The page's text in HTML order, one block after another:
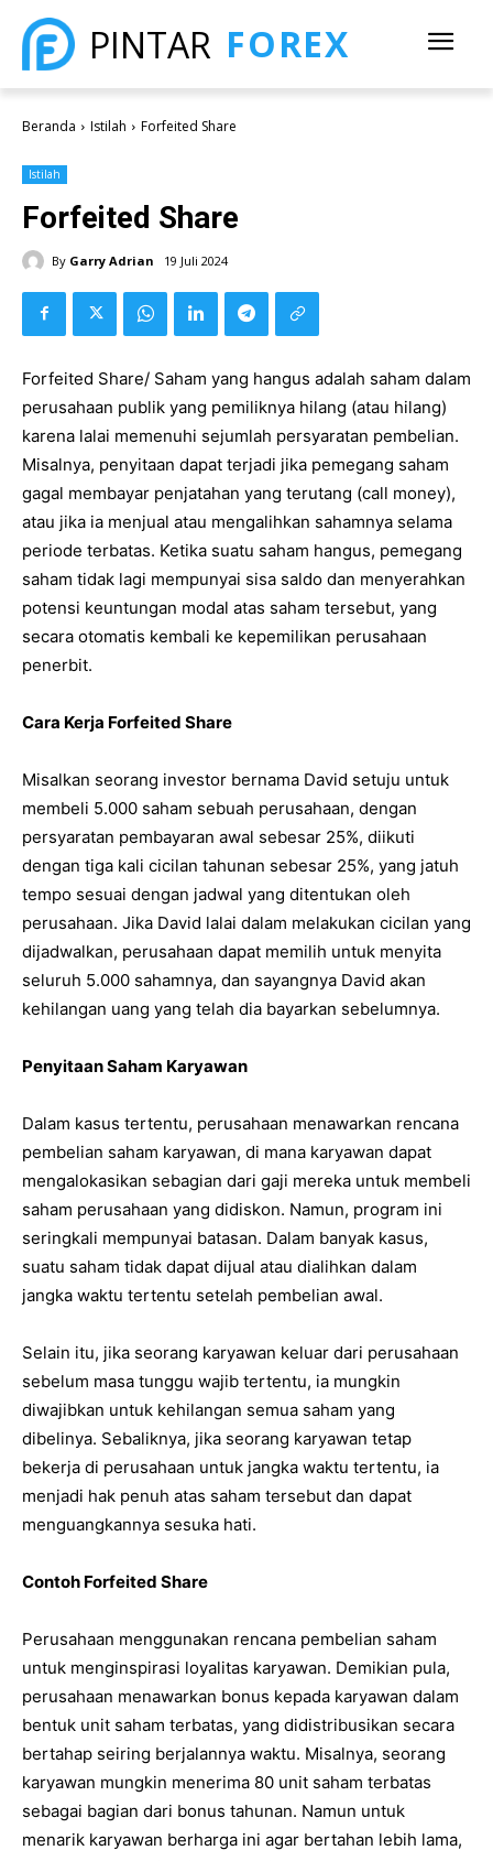
PINTAR FOREX
Beranda Istilah Forfeited Share
Istilah
Forfeited Share
By Garry Adrian 19 Juli 2024
Forfeited Share/ Saham yang hangus adalah saham dalam
perusahaan publik yang pemiliknya hilang (atau hilang)
karena lalai memenuhi sejumlah persyaratan pembelian.
Misalnya, penyitaan dapat terjadi jika pemegang saham
gagal membayar penjatahan yang terutang (call money),
atau jika ia menjual atau mengalihkan sahamnya selama
periode terbatas. Ketika suatu saham hangus, pemegang
saham tidak lagi mempunyai sisa saldo dan menyerahkan
potensi keuntungan modal atas saham tersebut, yang
secara otomatis kembali ke kepemilikan perusahaan
penerbit.
Cara Kerja Forfeited Share
Misalkan seorang investor bernama David setuju untuk
membeli 5.000 saham sebuah perusahaan, dengan
persyaratan pembayaran awal sebesar 25%, diikuti
dengan tiga kali cicilan tahunan sebesar 25%, yang jatuh
tempo sesuai dengan jadwal yang ditentukan oleh
perusahaan. Jika David lalai dalam melakukan cicilan yang
dijadwalkan, perusahaan dapat memilih untuk menyita
seluruh 5.000 sahamnya, dan sayangnya David akan
kehilangan uang yang telah dia bayarkan sebelumnya.
Penyitaan Saham Karyawan
Dalam kasus tertentu, perusahaan menawarkan rencana
pembelian saham karyawan, di mana karyawan dapat
mengalokasikan sebagian dari gaji mereka untuk membeli
saham perusahaan yang didiskon. Namun, program ini
seringkali mempunyai batasan. Dalam banyak kasus,
suatu saham tidak dapat dijual atau dialihkan dalam
jangka waktu tertentu setelah pembelian awal.
Selain itu, jika seorang karyawan keluar dari perusahaan
sebelum masa tunggu wajib tertentu, ia mungkin
diwajibkan untuk kehilangan semua saham yang
dibelinya. Sebaliknya, jika seorang karyawan tetap
bekerja di perusahaan untuk jangka waktu tertentu, ia
menjadi hak penuh atas saham tersebut dan dapat
menguangkannya sesuka hati.
Contoh Forfeited Share
Perusahaan menggunakan rencana pembelian saham
untuk menginspirasi loyalitas karyawan. Demikian pula,
perusahaan menawarkan bonus kepada karyawan dalam
bentuk unit saham terbatas, yang didistribusikan secara
bertahap seiring berjalannya waktu. Misalnya, seorang
karyawan mungkin menerima 80 unit saham terbatas
sebagai bagian dari bonus tahunan. Namun untuk
menarik karyawan berharga ini agar bertahan lebih lama,